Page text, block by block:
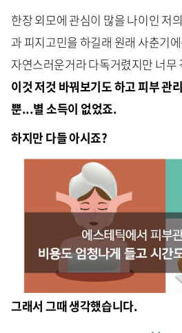
한장 외모에 관심이 많을 나이인 저
과 피지고민을 하길래 원래 사춘기
자연스러운거라 다독거렸지만 너
이것 저것 바꿔보기도 하고 피부 관
뿐...별 소득이 없었죠.
하지만 다들 아시죠?
그래서 그때 생각했습니다.